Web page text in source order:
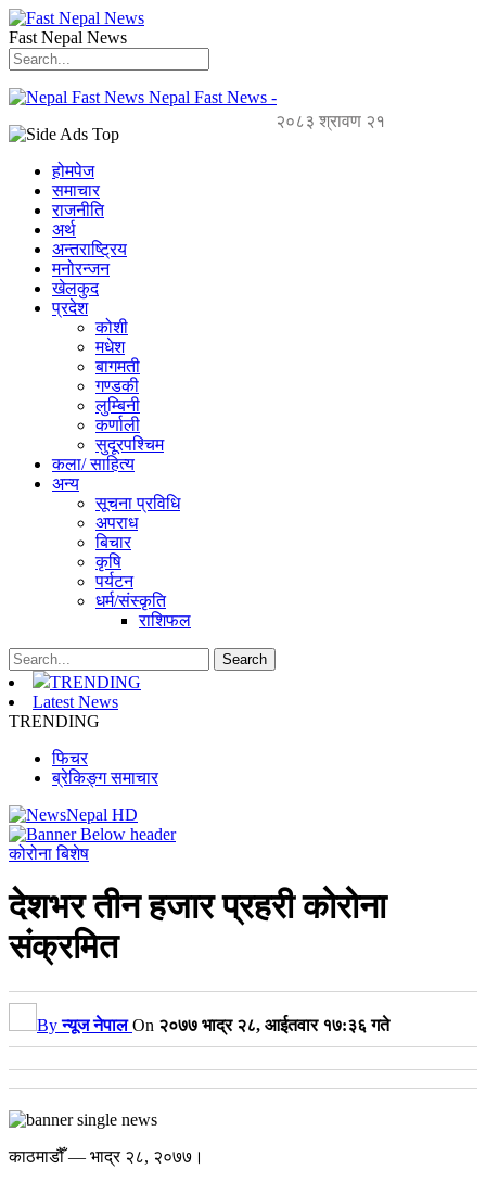
Fast Nepal News
Nepal Fast News -
२०८३ श्रावण २१
होमपेज
समाचार
राजनीति
अर्थ
अन्तराष्ट्रिय
मनोरन्जन
खेलकुद
प्रदेश
कोशी
मधेश
बागमती
गण्डकी
लुम्बिनी
कर्णाली
सुदूरपश्चिम
कला/ साहित्य
अन्य
सूचना प्रविधि
अपराध
बिचार
कृषि
पर्यटन
धर्म/संस्कृति
राशिफल
TRENDING
Latest News
TRENDING
फिचर
ब्रेकिङ्ग समाचार
कोरोना बिशेष
देशभर तीन हजार प्रहरी कोरोना
संक्रमित
Byन्यूज नेपाल On २०७७ भाद्र २८, आईतवार १७:३६ गते
काठमाडौँ — भाद्र २८, २०७७।